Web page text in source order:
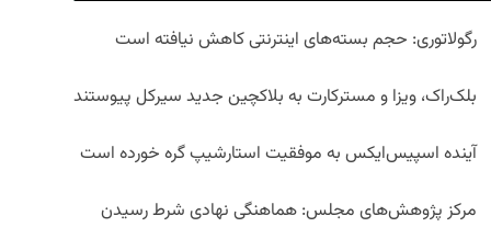
رگولاتوری: حجم بسته‌های اینترنتی کاهش نیافته است
بلک‌راک، ویزا و مسترکارت به بلاکچین جدید سیرکل پیوستند
آینده اسپیس‌ایکس به موفقیت استارشیپ گره خورده است
مرکز پژوهش‌های مجلس: هماهنگی نهادی شرط رسیدن